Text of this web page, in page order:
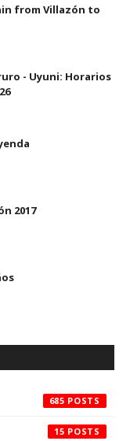
from Villazón to
- Uyuni: Horarios
2017
685
15